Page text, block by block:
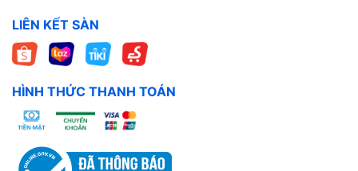
LIÊN KẾT SÀN
HÌNH THỨC THANH TOÁN